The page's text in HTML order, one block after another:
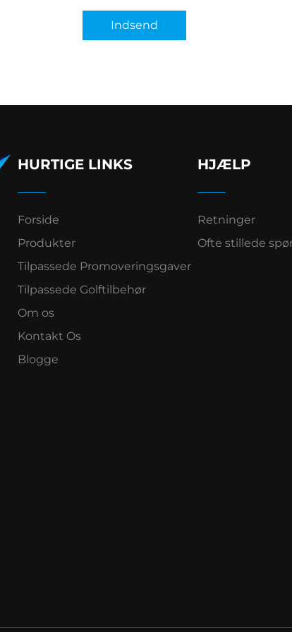
Indsend
HURTIGE LINKS
Forside
Produkter
Tilpassede Promoveringsgaver
Tilpassede Golftilbehør
Om os
Kontakt Os
Blogge
HJÆLP
Retninger
Ofte stillede